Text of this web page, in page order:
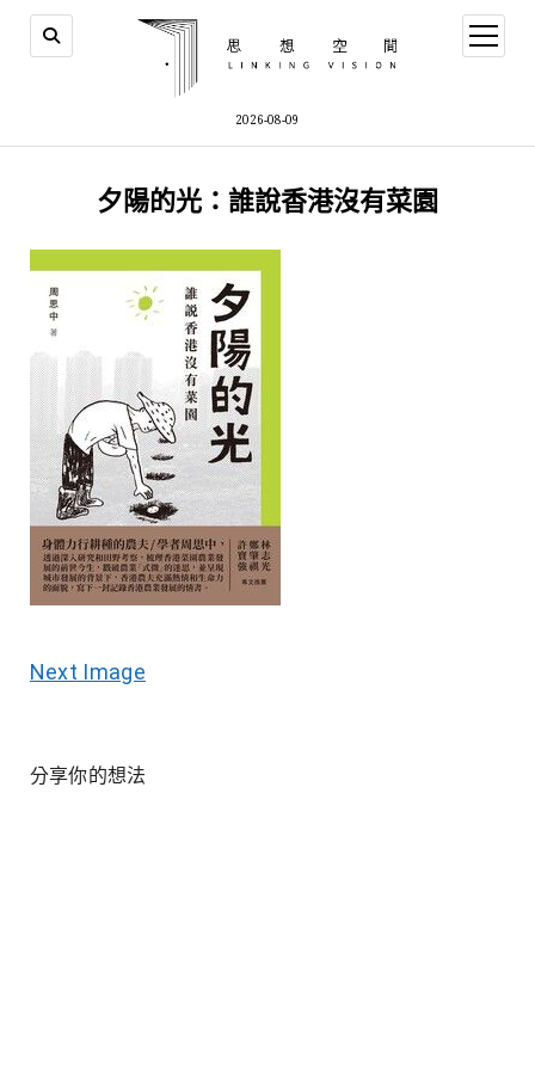
2026-08-09
open
menu
夕陽的光：誰說香港沒有菜園
Next Image
分享你的想法